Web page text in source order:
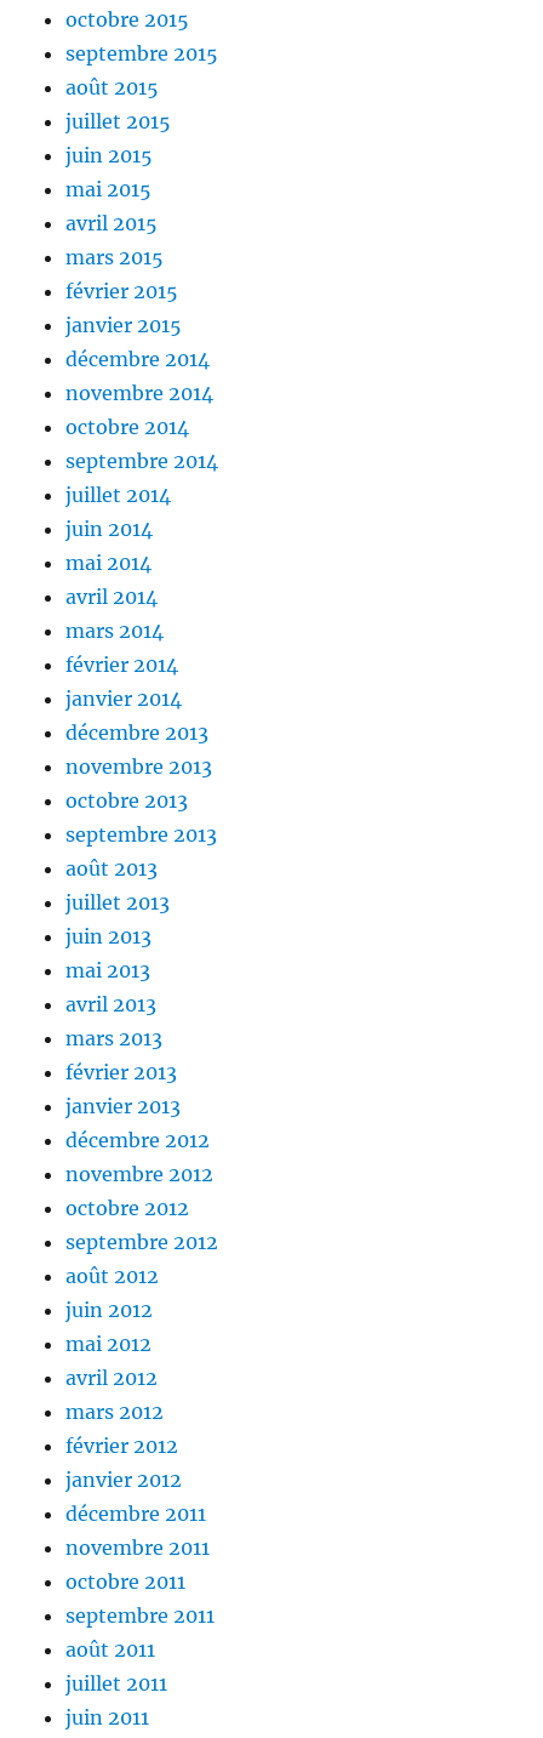
octobre 2015
septembre 2015
août 2015
juillet 2015
juin 2015
mai 2015
avril 2015
mars 2015
février 2015
janvier 2015
décembre 2014
novembre 2014
octobre 2014
septembre 2014
juillet 2014
juin 2014
mai 2014
avril 2014
mars 2014
février 2014
janvier 2014
décembre 2013
novembre 2013
octobre 2013
septembre 2013
août 2013
juillet 2013
juin 2013
mai 2013
avril 2013
mars 2013
février 2013
janvier 2013
décembre 2012
novembre 2012
octobre 2012
septembre 2012
août 2012
juin 2012
mai 2012
avril 2012
mars 2012
février 2012
janvier 2012
décembre 2011
novembre 2011
octobre 2011
septembre 2011
août 2011
juillet 2011
juin 2011